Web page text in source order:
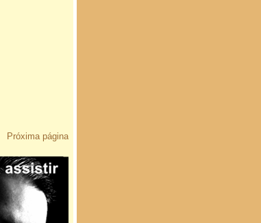
Próxima página